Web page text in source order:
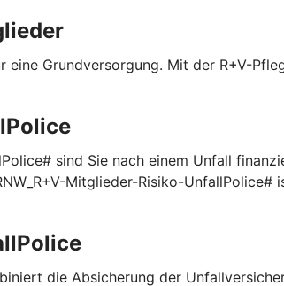
Grundversorgung. Mit der R+V-
sind Sie nach einem Unfall
Mitglieder-Risiko-
die Absicherung der